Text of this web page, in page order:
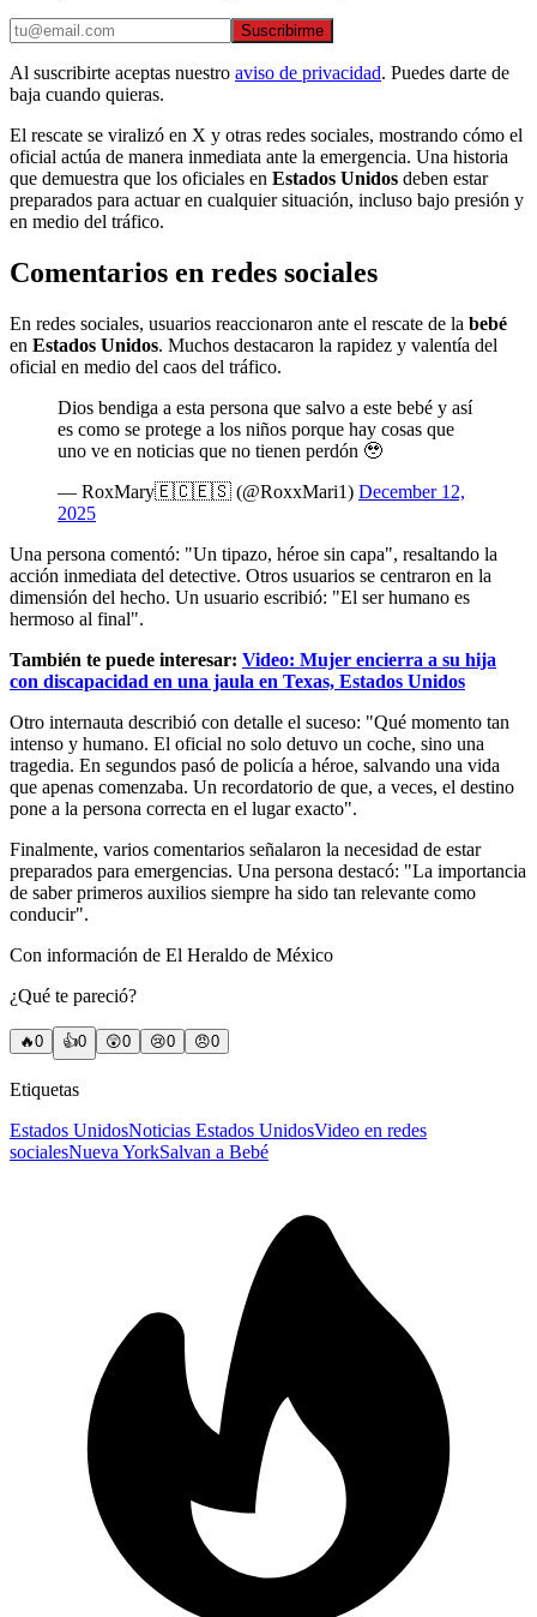
Suscribirme
Al suscribirte aceptas nuestro aviso de privacidad. Puedes darte de
baja cuando quieras.
El rescate se viralizó en X y otras redes sociales, mostrando cómo el
oficial actúa de manera inmediata ante la emergencia. Una historia
que demuestra que los oficiales en Estados Unidos deben estar
preparados para actuar en cualquier situación, incluso bajo presión y
en medio del tráfico.
Comentarios en redes sociales
En redes sociales, usuarios reaccionaron ante el rescate de la bebé
en Estados Unidos. Muchos destacaron la rapidez y valentía del
oficial en medio del caos del tráfico.
Dios bendiga a esta persona que salvo a este bebé y así
es como se protege a los niños porque hay cosas que
uno ve en noticias que no tienen perdón 🥹
— RoxMary🇪🇨🇪🇸 (@RoxxMari1) December 12,
2025
Una persona comentó: "Un tipazo, héroe sin capa", resaltando la
acción inmediata del detective. Otros usuarios se centraron en la
dimensión del hecho. Un usuario escribió: "El ser humano es
hermoso al final".
También te puede interesar: Video: Mujer encierra a su hija
con discapacidad en una jaula en Texas, Estados Unidos
Otro internauta describió con detalle el suceso: "Qué momento tan
intenso y humano. El oficial no solo detuvo un coche, sino una
tragedia. En segundos pasó de policía a héroe, salvando una vida
que apenas comenzaba. Un recordatorio de que, a veces, el destino
pone a la persona correcta en el lugar exacto".
Finalmente, varios comentarios señalaron la necesidad de estar
preparados para emergencias. Una persona destacó: "La importancia
de saber primeros auxilios siempre ha sido tan relevante como
conducir".
Con información de El Heraldo de México
¿Qué te pareció?
🔥0 👍0 😲0 😢0 😠0
Etiquetas
Estados UnidosNoticias Estados UnidosVideo en redes
socialesNueva YorkSalvan a Bebé